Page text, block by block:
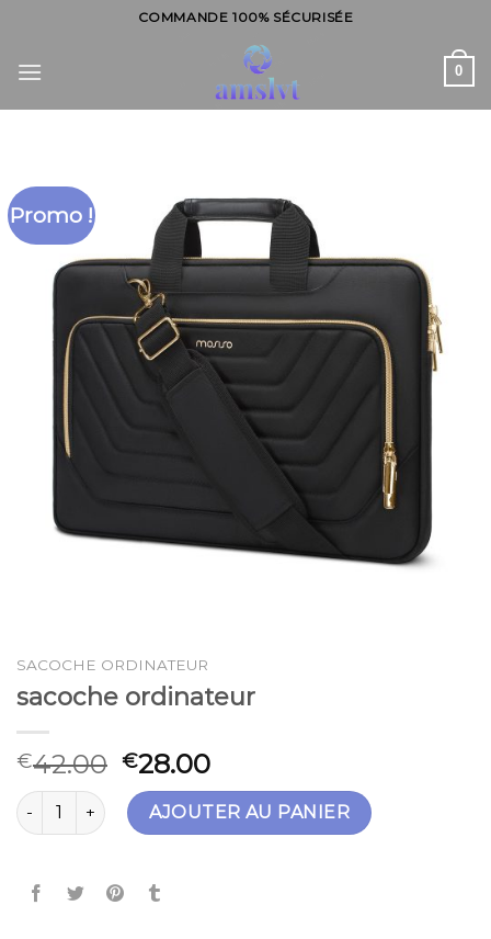
content
COMMANDE 100% SÉCURISÉE
0
Promo !
SACOCHE ORDINATEUR
sacoche ordinateur
€42.00 €28.00
quantité de sacoche ordinateur
AJOUTER AU PANIER